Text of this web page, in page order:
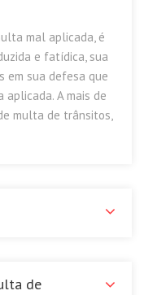
mal aplicada, é
e fatídica, sua
em sua defesa que
A mais de
multa de trânsitos,
de